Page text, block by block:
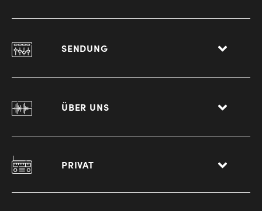
SENDUNG
ÜBER UNS
PRIVAT